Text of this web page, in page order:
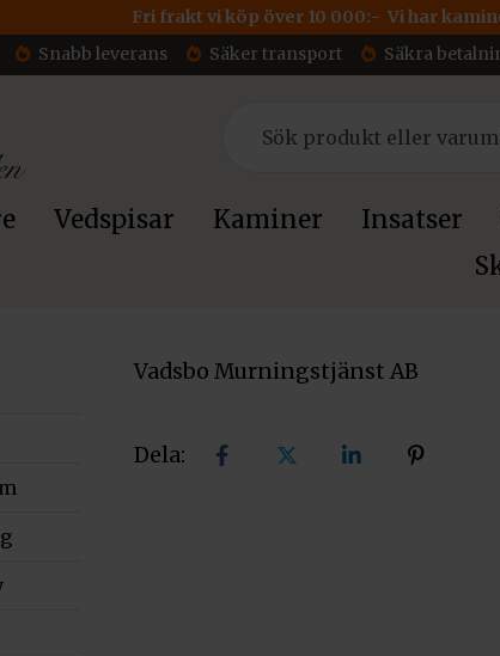
Fri frakt vi köp över 10 000:- Vi har
Snabb leverans Säker transport Säkra
Vedspisar Kaminer Insatser
Vadsbo Murningstjänst AB
Dela:
Dela
Dela
Dela
Dela